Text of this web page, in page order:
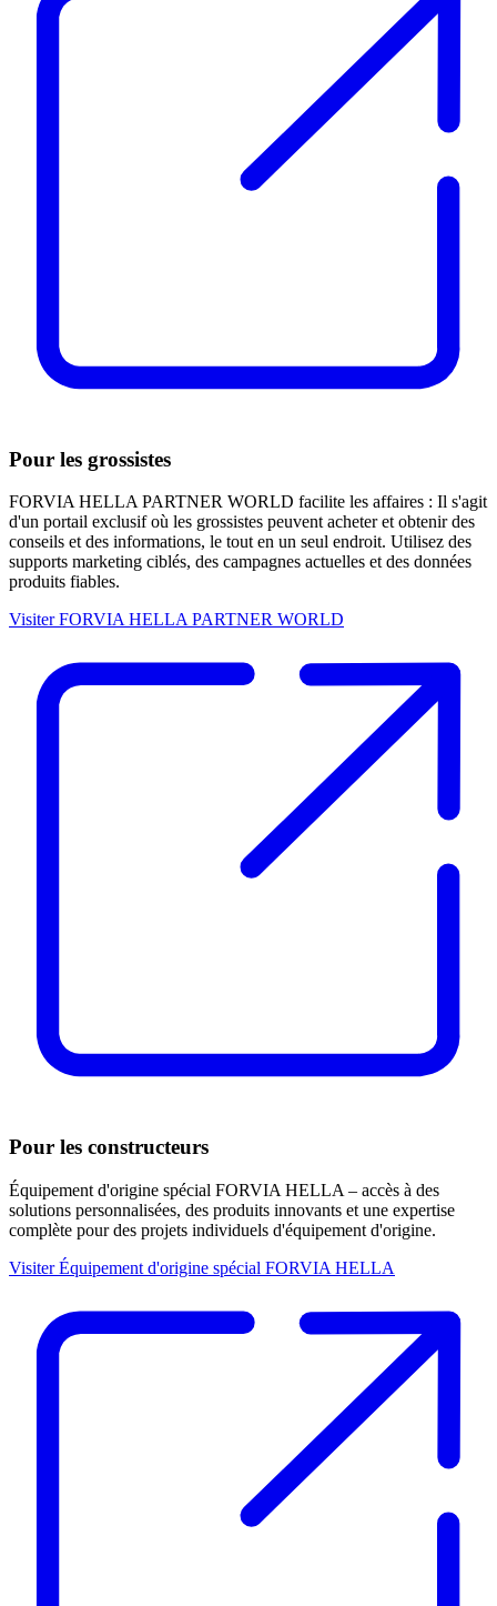
Pour les grossistes
FORVIA HELLA PARTNER WORLD facilite les affaires : Il s'agit
d'un portail exclusif où les grossistes peuvent acheter et obtenir des
conseils et des informations, le tout en un seul endroit. Utilisez des
supports marketing ciblés, des campagnes actuelles et des données
produits fiables.
Visiter FORVIA HELLA PARTNER WORLD
Pour les constructeurs
Équipement d'origine spécial FORVIA HELLA – accès à des
solutions personnalisées, des produits innovants et une expertise
complète pour des projets individuels d'équipement d'origine.
Visiter Équipement d'origine spécial FORVIA HELLA